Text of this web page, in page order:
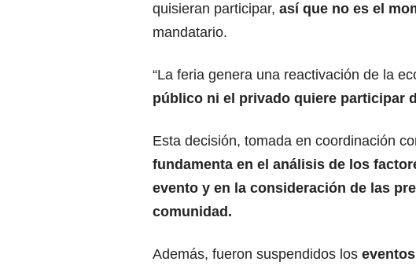
quisieran participar, así que no es el
mandatario.
“La feria genera una reactivación de la
público ni el privado quiere participar
Esta decisión, tomada en coordinación
fundamenta en el análisis de los
evento y en la consideración de las
comunidad.
Además, fueron suspendidos los